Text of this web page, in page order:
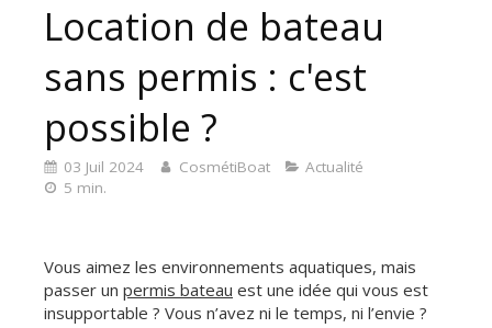
Location de bateau
sans permis : c'est
possible ?
03 Juil 2024 CosmétiBoat
Actualité
5 min.
Vous aimez les environnements aquatiques, mais
passer un permis bateau est une idée qui vous est
insupportable ? Vous n’avez ni le temps, ni l’envie ?